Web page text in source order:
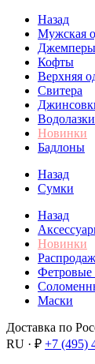
Назад
Мужская
Джемперы
Кофты
Верхняя
Свитера
Водолазки
Новинки
Бадлоны
Назад
Сумки
Назад
Новинки
Маски
Доставка по
RU · ₽ +7 (495)